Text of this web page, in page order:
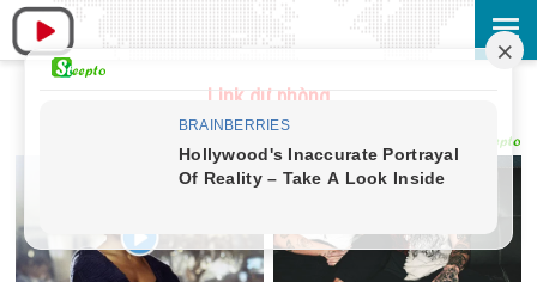
Link dự phòng